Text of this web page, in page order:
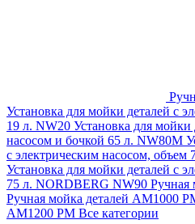
Установка для мойки деталей с
19 л. NW20 Установка для мойки
насосом и бочкой 65 л. NW80M
с электрическим насосом,
Установка для мойки деталей с
75 л. NORDBERG NW90
Ручная мойка деталей АМ1000
АМ1200 РМ Все категории